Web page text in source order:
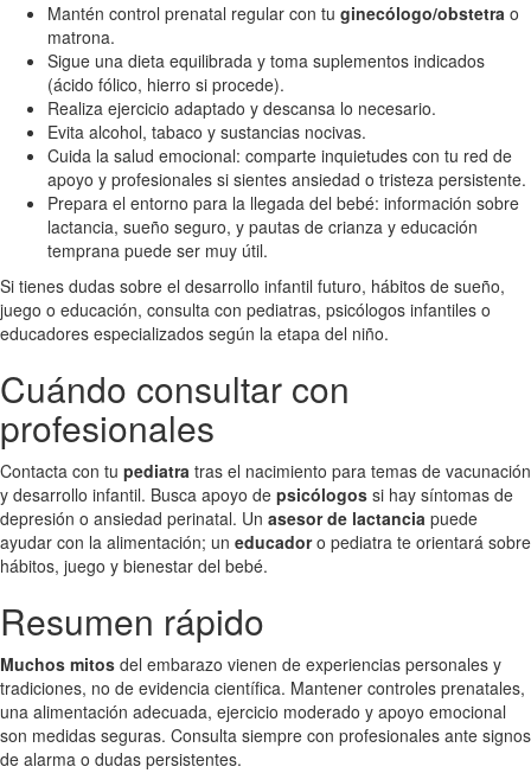
Mantén control prenatal regular con tu ginecólogo/obstetra o
matrona.
Sigue una dieta equilibrada y toma suplementos indicados
(ácido fólico, hierro si procede).
Realiza ejercicio adaptado y descansa lo necesario.
Evita alcohol, tabaco y sustancias nocivas.
Cuida la salud emocional: comparte inquietudes con tu red de
apoyo y profesionales si sientes ansiedad o tristeza persistente.
Prepara el entorno para la llegada del bebé: información sobre
lactancia, sueño seguro, y pautas de crianza y educación
temprana puede ser muy útil.
Si tienes dudas sobre el desarrollo infantil futuro, hábitos de sueño,
juego o educación, consulta con pediatras, psicólogos infantiles o
educadores especializados según la etapa del niño.
Cuándo consultar con
profesionales
Contacta con tu pediatra tras el nacimiento para temas de vacunación
y desarrollo infantil. Busca apoyo de psicólogos si hay síntomas de
depresión o ansiedad perinatal. Un asesor de lactancia puede
ayudar con la alimentación; un educadoro pediatra te orientará sobre
hábitos, juego y bienestar del bebé.
Resumen rápido
Muchos mitos del embarazo vienen de experiencias personales y
tradiciones, no de evidencia científica. Mantener controles prenatales,
una alimentación adecuada, ejercicio moderado y apoyo emocional
son medidas seguras. Consulta siempre con profesionales ante signos
de alarma o dudas persistentes.